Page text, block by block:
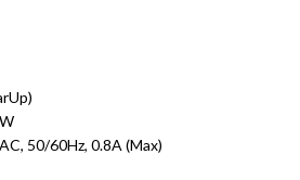
50/60Hz, 0.8A (Max)